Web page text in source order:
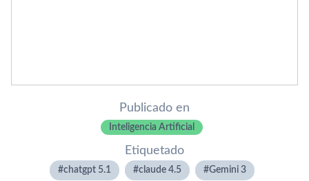
Publicado en
Inteligencia Artificial
Etiquetado
chatgpt 5.1 claude 4.5 Gemini 3